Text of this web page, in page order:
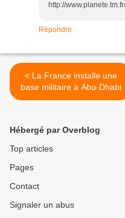
http://
Répondre
< La France installe une
base militaire à Abu-Dhabi
Hébergé par Overblog
Top articles
Pages
Contact
Signaler un abus